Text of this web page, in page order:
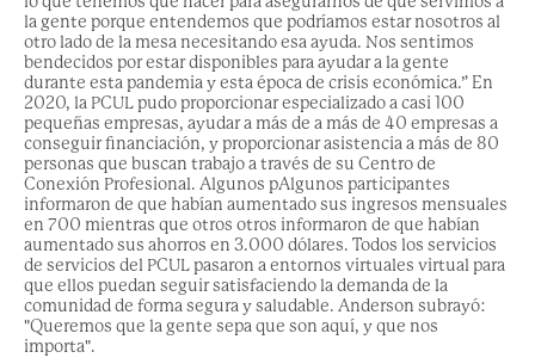
la gente porque entendemos que podríamos estar nosotros al
otro lado de la mesa necesitando esa ayuda. Nos sentimos
bendecidos por estar disponibles para ayudar a la gente
durante esta pandemia y esta época de crisis económica.” En
2020, la PCUL pudoproporcionarespecializadoa casi 100
pequeñas empresas, ayudar a más de a más de 40 empresas a
conseguir financiación, y proporcionar asistencia a más de 80
personas que buscan trabajo a través de su Centro de
Conexión Profesional. Algunos pAlgunos participantes
informaron de que habían aumentado sus ingresos mensuales
en 700 mientras que otros otros informaron de que habían
aumentado sus ahorros en 3.000 dólares. Todos los servicios
de servicios del PCUL pasaron a entornos virtuales virtual para
que ellos puedan seguir satisfaciendo la demanda de la
comunidad de forma segura y saludable. Anderson subrayó:
"Queremos que la gente sepa que son aquí, y que nos
importa".